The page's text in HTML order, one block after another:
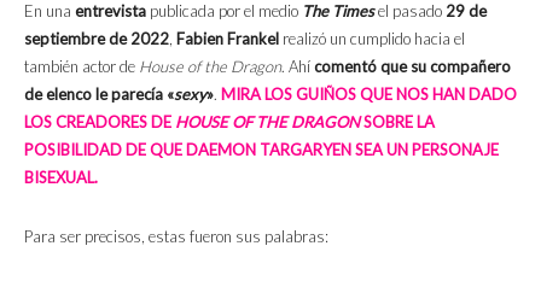
En una entrevista publicada por el medio The Timesel pasado 29 de
septiembre de 2022, Fabien Frankel realizó un cumplido hacia el
también actor de House of the Dragon. Ahícomentó que su compañero
de elenco le parecía «sexy». MIRA LOS GUIÑOS QUE NOS HAN DADO
LOS CREADORES DE HOUSE OF THE DRAGONSOBRE LA
POSIBILIDAD DE QUE DAEMON TARGARYEN SEA UN PERSONAJE
BISEXUAL.
Para ser precisos, estas fueron sus palabras: